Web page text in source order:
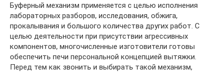
Буферный механизм применяется с целью исполнения
лабораторных разборов, исследования, обжига,
прокалывания и большого количества других работ. С
целью деятельности при присутствии агрессивных
компонентов, многочисленные изготовители готовы
обеспечить печи персональной концепцией вытяжки.
Перед тем как звонить и выбирать такой механизм,